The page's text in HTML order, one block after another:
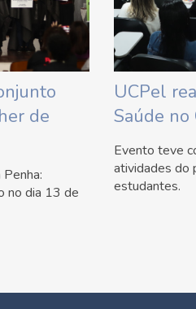
de
no dia 13 de
UCPel
Saúde
Evento teve
atividades do
estudantes.